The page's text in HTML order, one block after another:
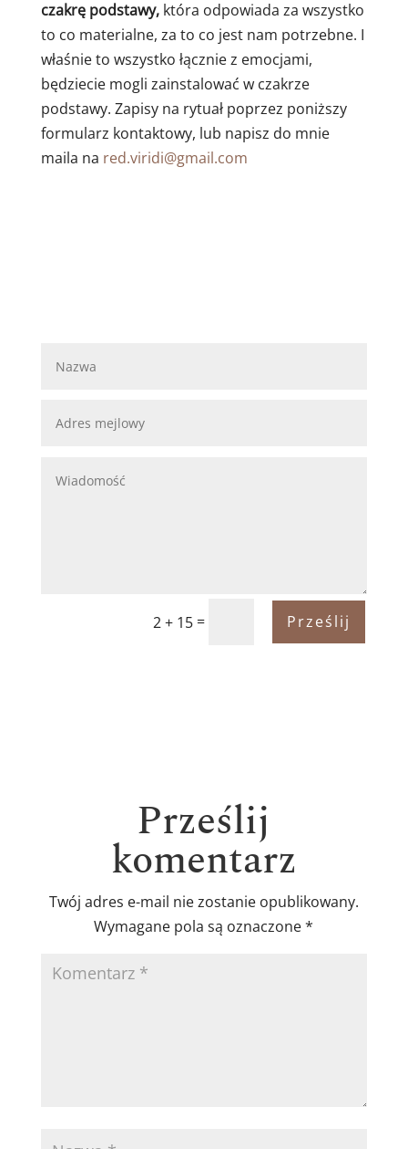
czakrę podstawy,która odpowiada za wszystko
to co materialne, za to co jest nam potrzebne. I
właśnie to wszystko łącznie z emocjami,
będziecie mogli zainstalować w czakrze
podstawy. Zapisy na rytuał poprzez poniższy
formularz kontaktowy, lub napisz do mnie
maila na red.viridi@gmail.com
2 + 15 = Prześlij
Prześlij
komentarz
Twój adres e-mail nie zostanie opublikowany.
Wymagane pola są oznaczone*